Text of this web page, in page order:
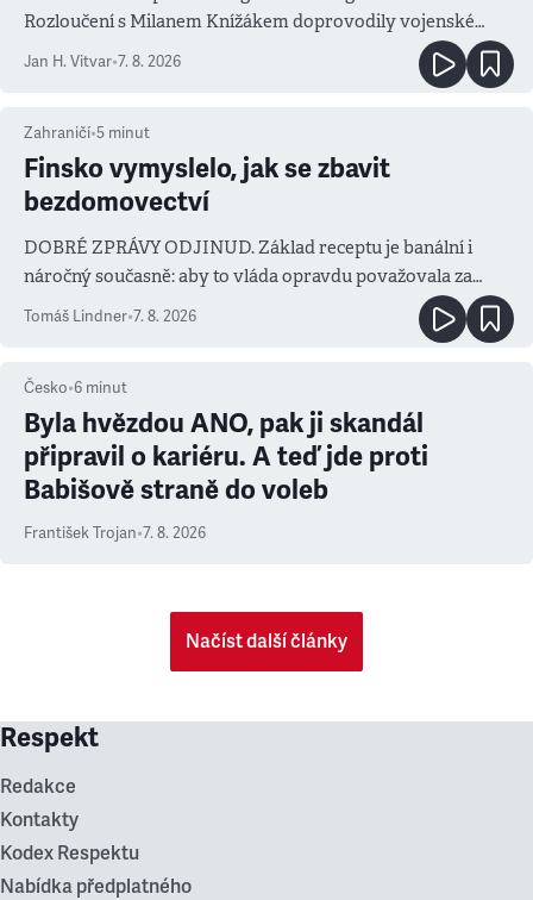
Rozloučení s Milanem Knížákem doprovodily vojenské
salvy i kritika pokrokářů
Jan H. Vitvar•7. 8. 2026
Zahraničí•5 minut
Finsko vymyslelo, jak se zbavit
bezdomovectví
DOBRÉ ZPRÁVY ODJINUD. Základ receptu je banální i
náročný současně: aby to vláda opravdu považovala za
prioritu
Tomáš Lindner•7. 8. 2026
Česko•6 minut
Byla hvězdou ANO, pak ji skandál
připravil o kariéru. A teď jde proti
Babišově straně do voleb
František Trojan•7. 8. 2026
Načíst další články
Respekt
Redakce
Kontakty
Kodex Respektu
Nabídka předplatného